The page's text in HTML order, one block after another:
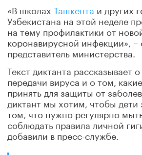
«В школах Ташкента и других
Узбекистана на этой неделе
на тему профилактики от
коронавирусной инфекции», –
представитель министерства.
Текст диктанта рассказывает
передачи вируса и о том,
принять для защиты от
диктант мы хотим, чтобы
том, что нужно регулярно
соблюдать правила личной
добавили в пресс-службе.